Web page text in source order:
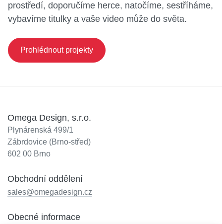
prostředí, doporučíme herce, natočíme, sestříháme,
vybavíme titulky a vaše video může do světa.
Prohlédnout projekty
Omega Design, s.r.o.
Plynárenská 499/1
Zábrdovice (Brno-střed)
602 00 Brno
Obchodní oddělení
sales@omegadesign.cz
Obecné informace